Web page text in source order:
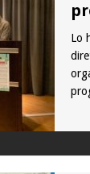
Lo